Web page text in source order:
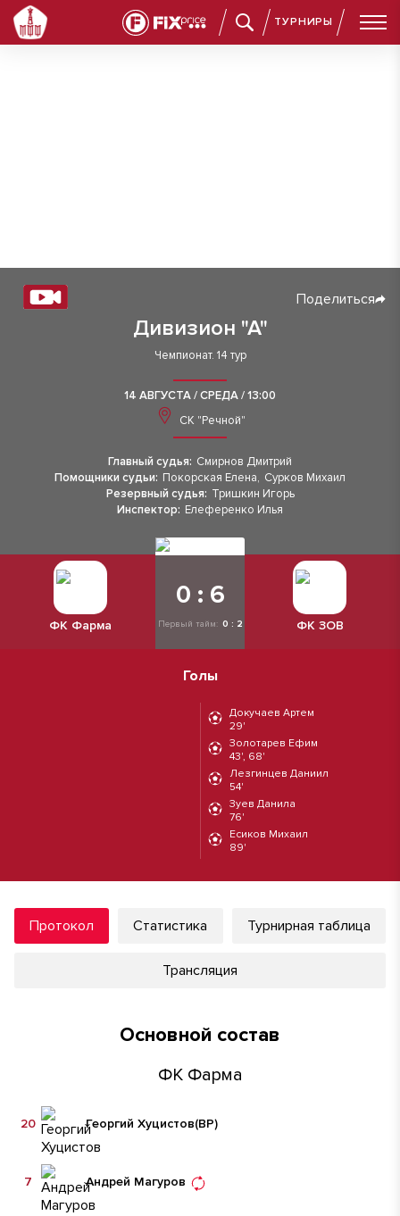
ТУРНИРЫ
Дивизион "А"
Поделиться
Чемпионат. 14 тур
14 АВГУСТА / СРЕДА / 13:00
СК "Речной"
Главный судья: Смирнов Дмитрий
Помощники судьи: Покорская Елена, Сурков Михаил
Резервный судья: Тришкин Игорь
Инспектор: Елеференко Илья
ФК Фарма
0 : 6
Первый тайм: 0 : 2 ФК ЗОВ
Голы
Докучаев Артем
29'
Золотарев Ефим
43', 68'
Лезгинцев Даниил
54'
Зуев Данила
76'
Есиков Михаил
89'
Протокол Статистика Турнирная таблица
Трансляция
Основной состав
ФК Фарма
Георгий Хуцистов(ВР)
20
Андрей Магуров
7